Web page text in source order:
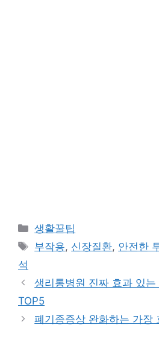
카
테
고
생활꿀팁
태
부작용, 신장질환, 안전한
석
생리통병원 진짜 효과 있는
TOP5
폐기종증상 완화하는 가장